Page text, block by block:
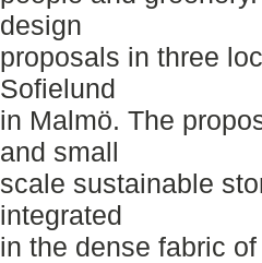
design
proposals in three
Sofielund
in Malmö. The
and small
scale sustainable
integrated
in the dense fabric